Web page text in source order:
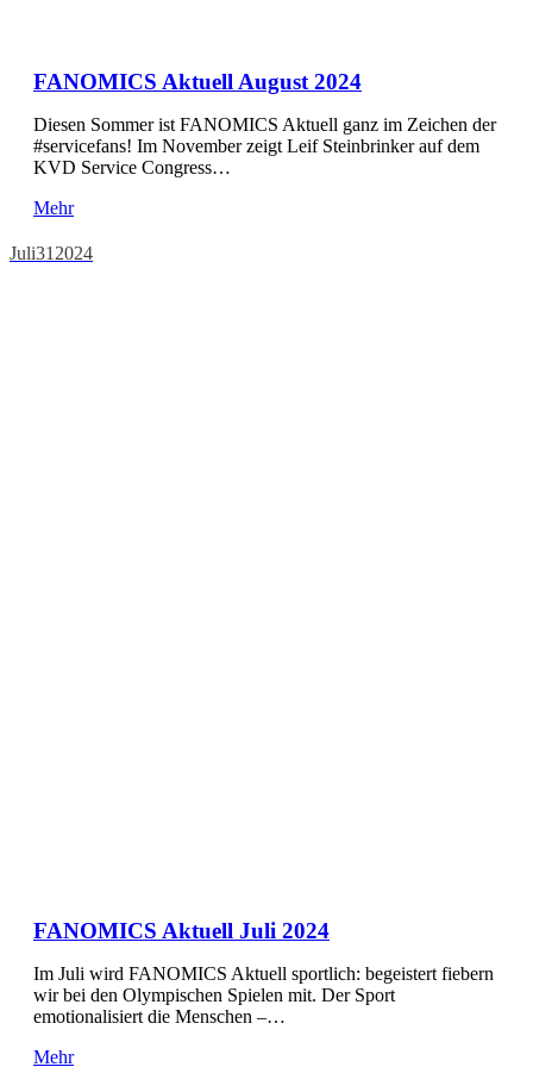
FANOMICS Aktuell August 2024
Diesen Sommer ist FANOMICS Aktuell ganz im Zeichen der
#servicefans! Im November zeigt Leif Steinbrinker auf dem
KVD Service Congress…
Mehr
Juli31 2024
FANOMICS Aktuell Juli 2024
Im Juli wird FANOMICS Aktuell sportlich: begeistert fiebern
wir bei den Olympischen Spielen mit. Der Sport
emotionalisiert die Menschen –…
Mehr